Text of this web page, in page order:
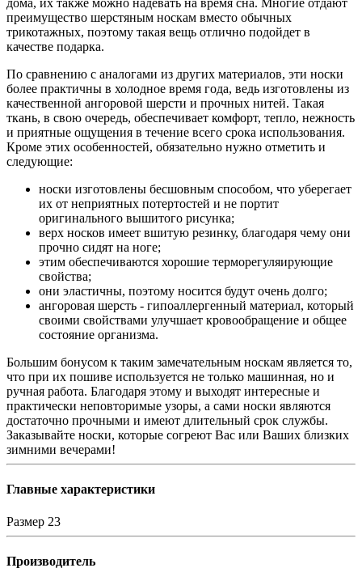
дома, их также можно надевать на время сна. Многие отдают
преимущество шерстяным носкам вместо обычных
трикотажных, поэтому такая вещь отлично подойдет в
качестве подарка.
По сравнению с аналогами из других материалов, эти носки
более практичны в холодное время года, ведь изготовлены из
качественной ангоровой шерсти и прочных нитей. Такая
ткань, в свою очередь, обеспечивает комфорт, тепло, нежность
и приятные ощущения в течение всего срока использования.
Кроме этих особенностей, обязательно нужно отметить и
следующие:
носки изготовлены бесшовным способом, что уберегает
их от неприятных потертостей и не портит
оригинального вышитого рисунка;
верх носков имеет вшитую резинку, благодаря чему они
прочно сидят на ноге;
этим обеспечиваются хорошие терморегуляирующие
свойства;
они эластичны, поэтому носится будут очень долго;
ангоровая шерсть - гипоаллергенный материал, который
своими свойствами улучшает кровообращение и общее
состояние организма.
Большим бонусом к таким замечательным носкам является то,
что при их пошиве используется не только машинная, но и
ручная работа. Благодаря этому и выходят интересные и
практически неповторимые узоры, а сами носки являются
достаточно прочными и имеют длительный срок службы.
Заказывайте носки, которые согреют Вас или Ваших близких
зимними вечерами!
Главные характеристики
Размер 23
Производитель